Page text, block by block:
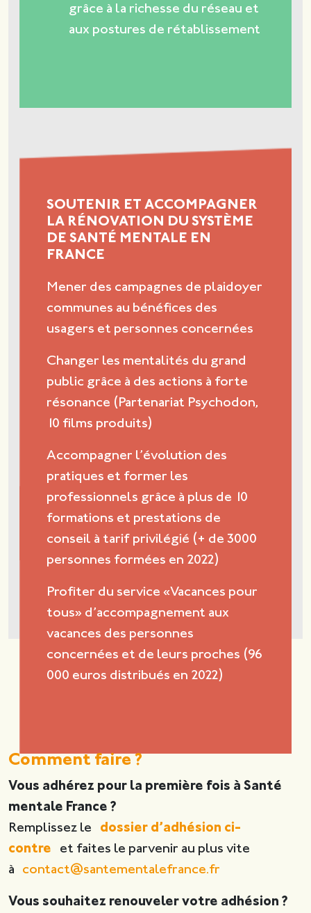
grâce à la richesse du réseau et
aux postures de rétablissement
SOUTENIR ET ACCOMPAGNER
LA RÉNOVATION DU SYSTÈME
DE SANTÉ MENTALE EN
FRANCE
Mener des campagnes de plaidoyer
communes au bénéfices des
usagers et personnes concernées
Changer les mentalités du grand
public grâce à des actions à forte
résonance (Partenariat Psychodon,
10 films produits)
Accompagner l’évolution des
pratiques et former les
professionnels grâce à plus de 10
formations et prestations de
conseil à tarif privilégié (+ de 3000
personnes formées en 2022)
Profiter du service «Vacances pour
tous» d’accompagnement aux
vacances des personnes
concernées et de leurs proches (96
000 euros distribués en 2022)
Comment faire ?
Vous adhérez pour la première fois à Santé
mentale France ?
Remplissez le
dossier d’adhésion ci-
contre
et faites le parvenir au plus vite
à contact@santementalefrance.fr
Vous souhaitez renouveler votre adhésion ?